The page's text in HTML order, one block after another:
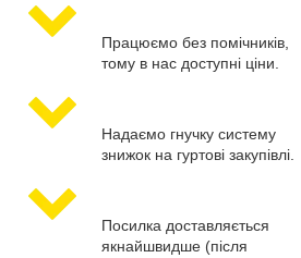
Працюємо без помічників,
тому в нас доступні ціни.
Надаємо гнучку систему
знижок на гуртові закупівлі.
Посилка доставляється
якнайшвидше (після